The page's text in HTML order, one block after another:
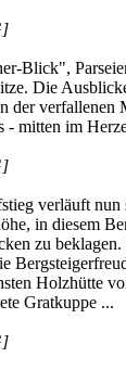
Blick",
Die
der verfallenen
- mitten im
verläuft nun
in diesem
zu
Holzhütte
Gratkuppe ...